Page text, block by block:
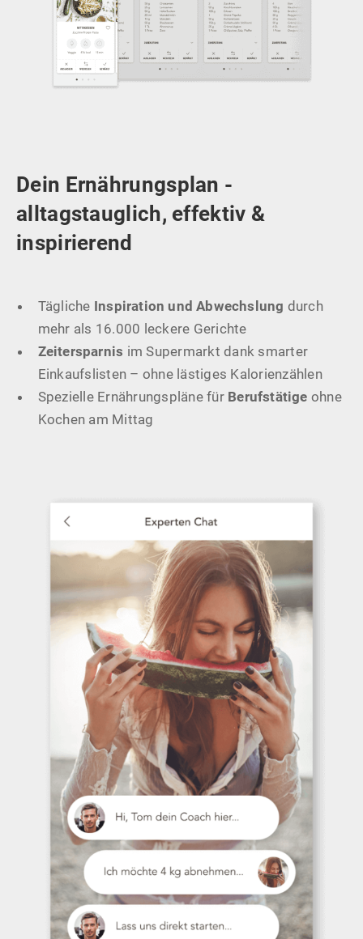
Dein Ernährungsplan -
alltagstauglich, effektiv &
inspirierend
Tägliche Inspiration und Abwechslung durch
mehr als 16.000 leckere Gerichte
Zeitersparnis im Supermarkt dank smarter
Einkaufslisten – ohne lästiges Kalorienzählen
Spezielle Ernährungspläne für Berufstätige ohne
Kochen am Mittag